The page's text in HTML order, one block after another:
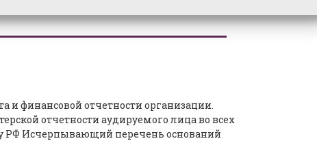
и финансовой отчетности организации.
отчетности аудируемого лица во всех
РФ Исчерпывающий перечень оснований